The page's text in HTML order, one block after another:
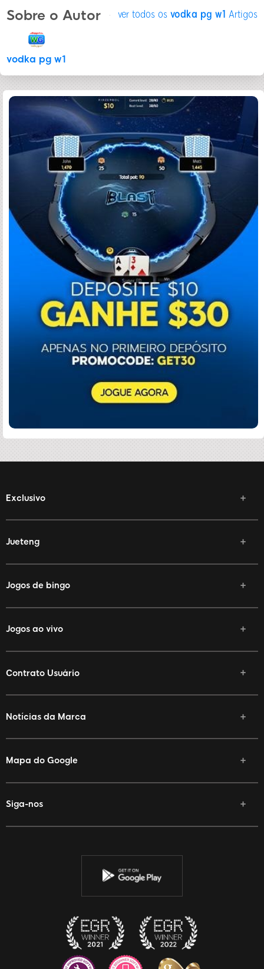
Sobre o Autor ver todos os vodka pg w1 Artigos
vodka pg w1
Exclusivo
Jueteng
Jogos de bingo
Jogos ao vivo
Contrato Usuário
Notícias da Marca
Mapa do Google
Siga-nos
Facebook